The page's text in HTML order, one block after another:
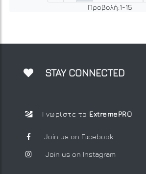
Προβολή:1-15
STAY CONNECTED
Γνωρίστε το ExtremePRO
Join us on Facebook
Join us on Instagram